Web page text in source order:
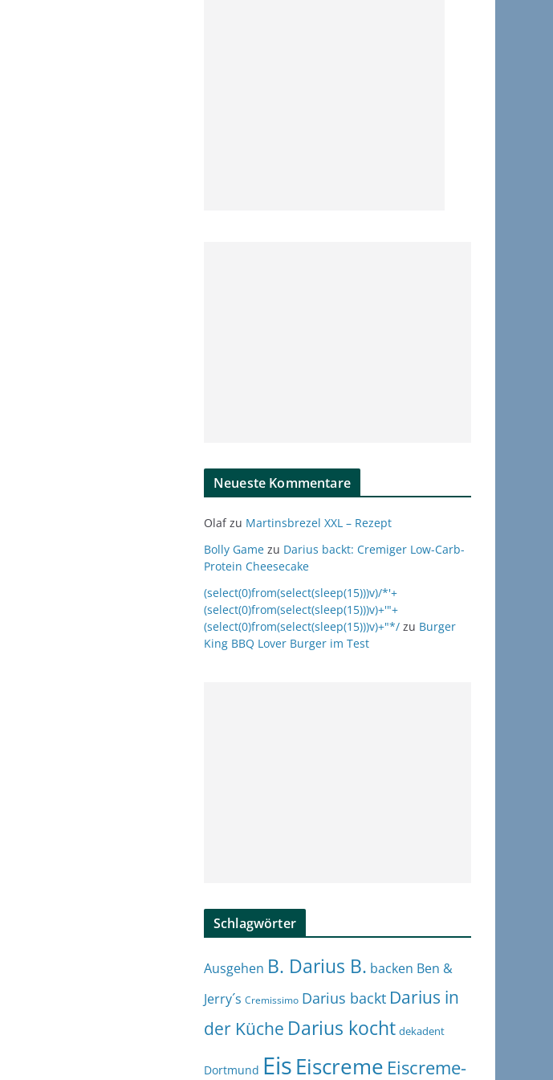
Neueste Kommentare
Olafzu Martinsbrezel XXL – Rezept
Bolly Game zu Darius backt: Cremiger Low-Carb-
Protein Cheesecake
(select(0)from(select(sleep(15)))v)/*'+
(select(0)from(select(sleep(15)))v)+'"+
(select(0)from(select(sleep(15)))v)+"*/ zu Burger
King BBQ Lover Burger im Test
Schlagwörter
Ausgehen B. Darius B. backen Ben &
Jerry´s Cremissimo Darius backt Darius in
der Küche Darius kocht dekadent
Dortmund EisEiscreme Eiscreme-